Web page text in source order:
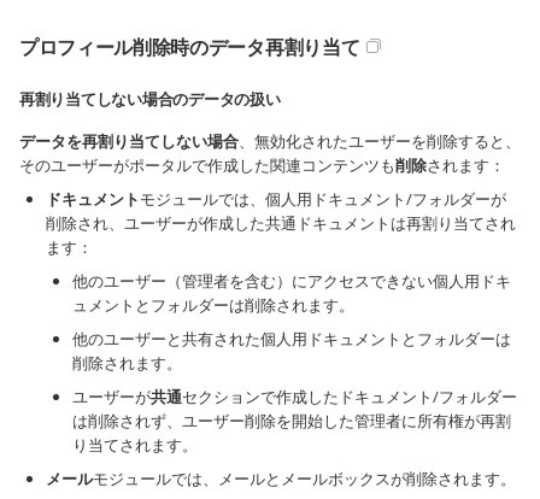
プロフィール削除時のデータ再割り当て
再割り当てしない場合のデータの扱い
データを再割り当てしない場合、無効化されたユーザーを削除すると、
そのユーザーがポータルで作成した関連コンテンツも削除されます：
ドキュメントモジュールでは、個人用ドキュメント/フォルダーが
削除され、ユーザーが作成した共通ドキュメントは再割り当てされ
ます：
他のユーザー（管理者を含む）にアクセスできない個人用ドキ
ュメントとフォルダーは削除されます。
他のユーザーと共有された個人用ドキュメントとフォルダーは
削除されます。
ユーザーが共通セクションで作成したドキュメント/フォルダー
は削除されず、ユーザー削除を開始した管理者に所有権が再割
り当てされます。
メールモジュールでは、メールとメールボックスが削除されます。